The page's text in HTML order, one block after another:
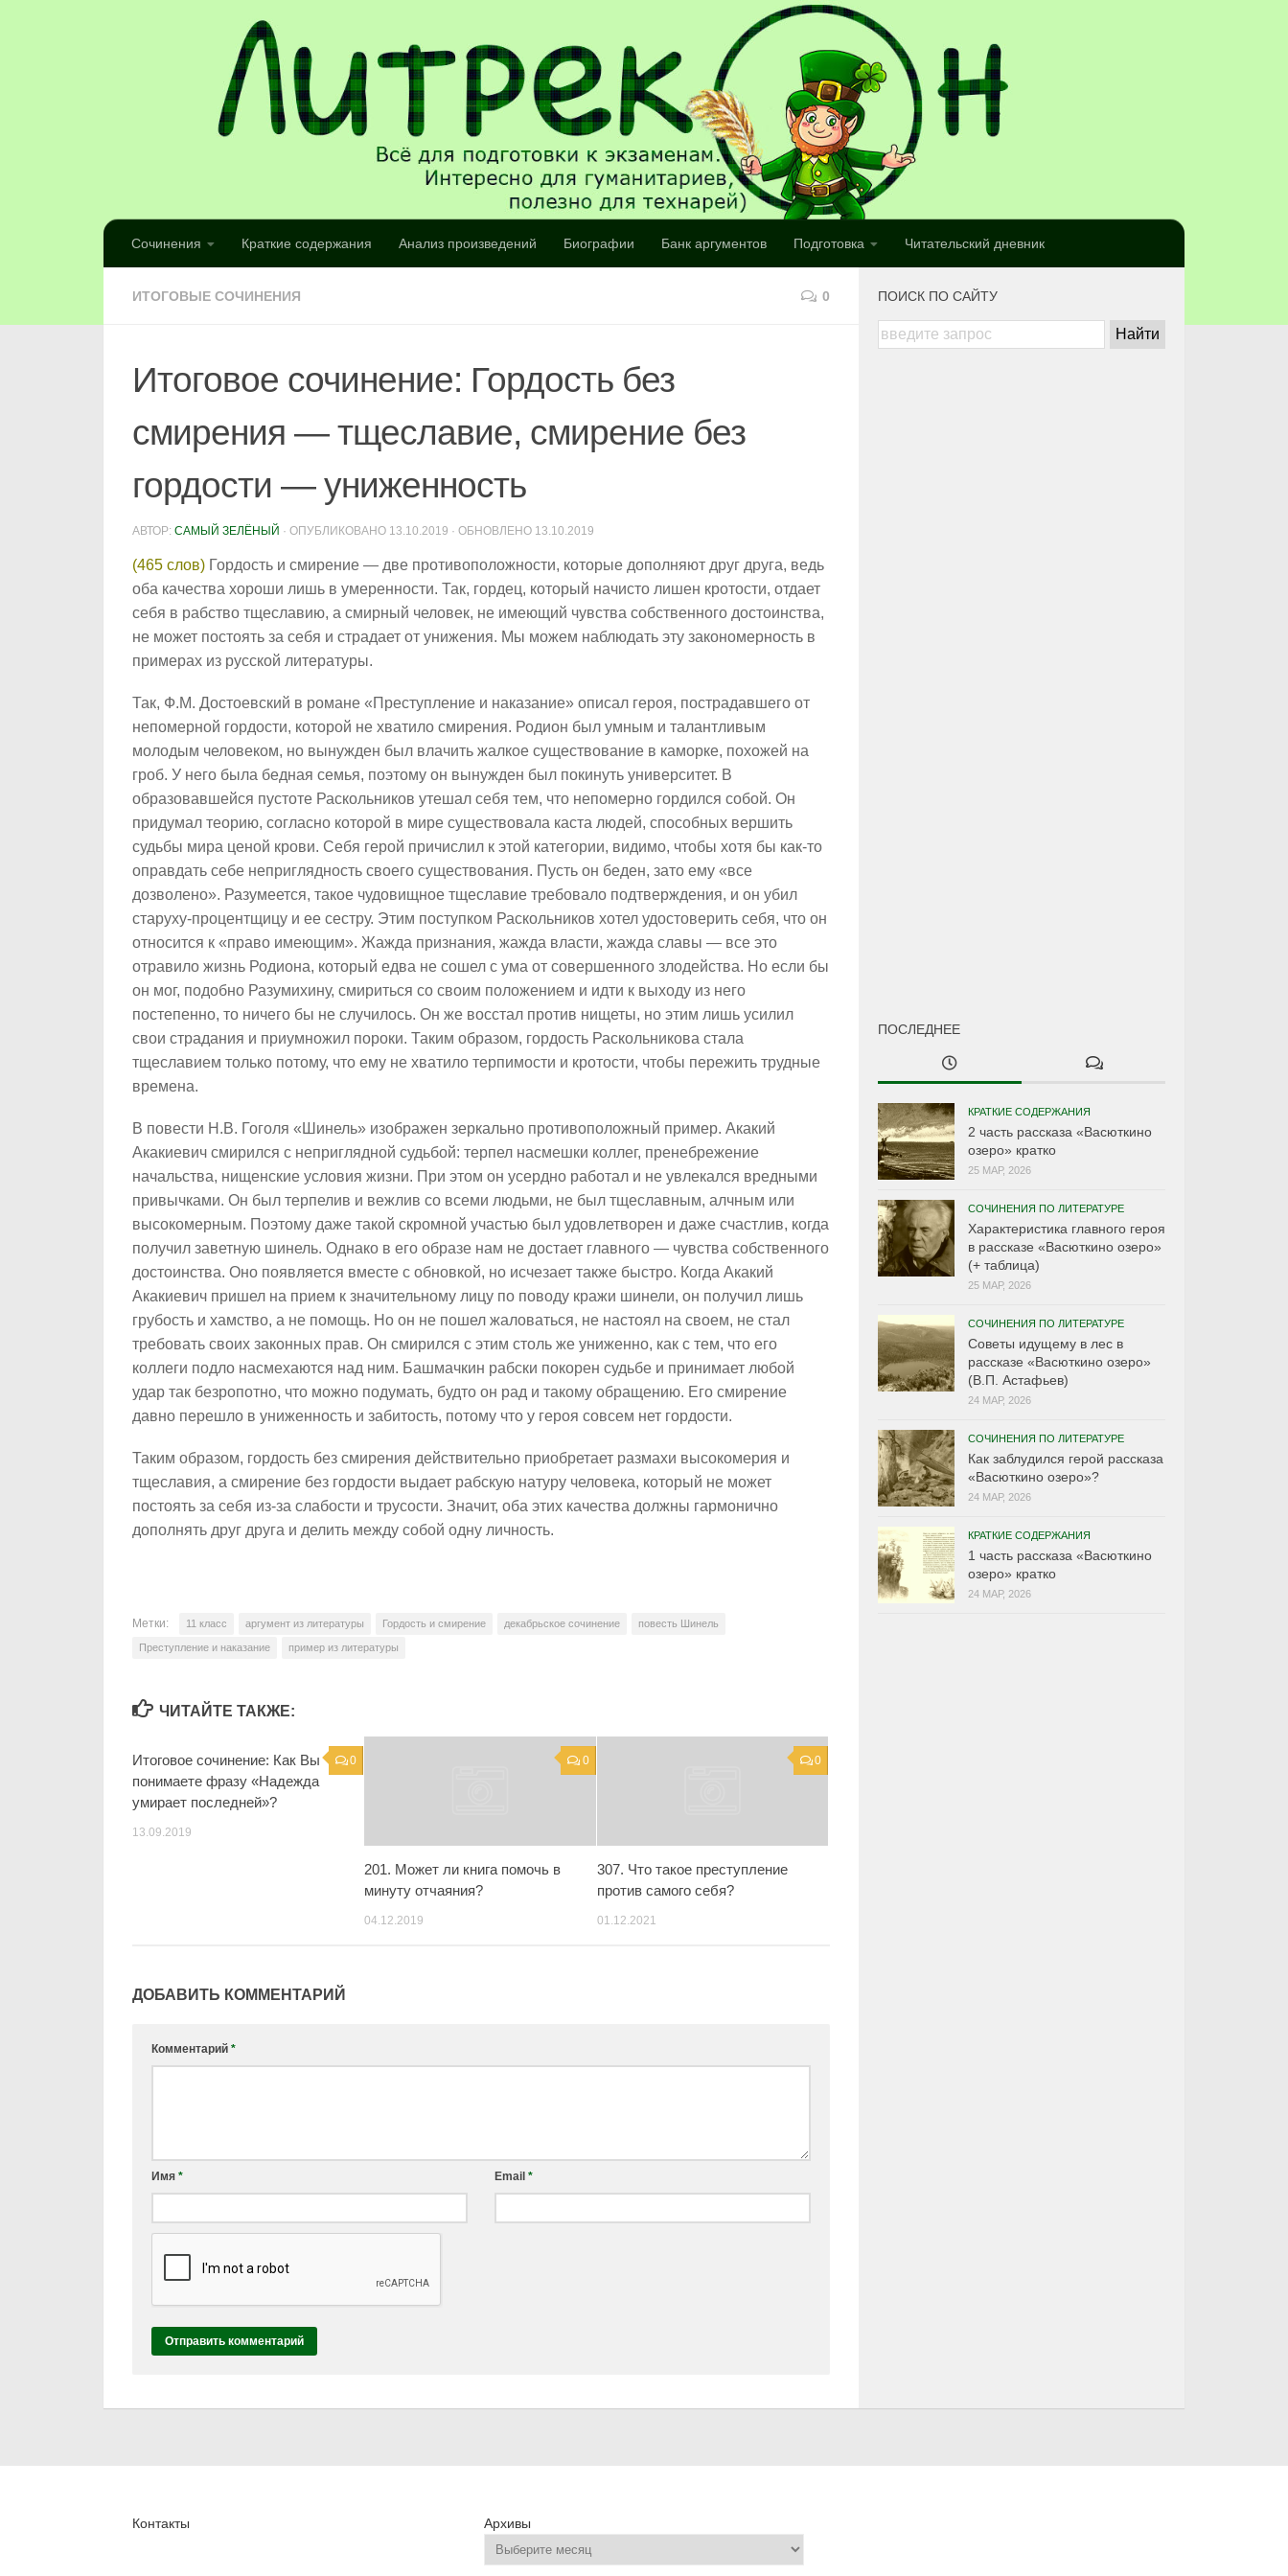
Сочинения Краткие содержания Анализ произведений Биографии Банк аргументов Подготовка Читательский дневник
ИТОГОВЫЕ СОЧИНЕНИЯ 0
Итоговое сочинение: Гордость без
смирения — тщеславие, смирение без
гордости — униженность
АВТОР: САМЫЙ ЗЕЛЁНЫЙ · ОПУБЛИКОВАНО 13.10.2019 · ОБНОВЛЕНО 13.10.2019
(465 слов) Гордость и смирение — две противоположности, которые дополняют друг друга, ведь
оба качества хороши лишь в умеренности. Так, гордец, который начисто лишен кротости, отдает
себя в рабство тщеславию, а смирный человек, не имеющий чувства собственного достоинства,
не может постоять за себя и страдает от унижения. Мы можем наблюдать эту закономерность в
примерах из русской литературы.
Так, Ф.М. Достоевский в романе «Преступление и наказание» описал героя, пострадавшего от
непомерной гордости, которой не хватило смирения. Родион был умным и талантливым
молодым человеком, но вынужден был влачить жалкое существование в каморке, похожей на
гроб. У него была бедная семья, поэтому он вынужден был покинуть университет. В
образовавшейся пустоте Раскольников утешал себя тем, что непомерно гордился собой. Он
придумал теорию, согласно которой в мире существовала каста людей, способных вершить
судьбы мира ценой крови. Себя герой причислил к этой категории, видимо, чтобы хотя бы как-то
оправдать себе неприглядность своего существования. Пусть он беден, зато ему «все
дозволено». Разумеется, такое чудовищное тщеславие требовало подтверждения, и он убил
старуху-процентщицу и ее сестру. Этим поступком Раскольников хотел удостоверить себя, что он
относится к «право имеющим». Жажда признания, жажда власти, жажда славы — все это
отравило жизнь Родиона, который едва не сошел с ума от совершенного злодейства. Но если бы
он мог, подобно Разумихину, смириться со своим положением и идти к выходу из него
постепенно, то ничего бы не случилось. Он же восстал против нищеты, но этим лишь усилил
свои страдания и приумножил пороки. Таким образом, гордость Раскольникова стала
тщеславием только потому, что ему не хватило терпимости и кротости, чтобы пережить трудные
времена.
В повести Н.В. Гоголя «Шинель» изображен зеркально противоположный пример. Акакий
Акакиевич смирился с неприглядной судьбой: терпел насмешки коллег, пренебрежение
начальства, нищенские условия жизни. При этом он усердно работал и не увлекался вредными
привычками. Он был терпелив и вежлив со всеми людьми, не был тщеславным, алчным или
высокомерным. Поэтому даже такой скромной участью был удовлетворен и даже счастлив, когда
получил заветную шинель. Однако в его образе нам не достает главного — чувства собственного
достоинства. Оно появляется вместе с обновкой, но исчезает также быстро. Когда Акакий
Акакиевич пришел на прием к значительному лицу по поводу кражи шинели, он получил лишь
грубость и хамство, а не помощь. Но он не пошел жаловаться, не настоял на своем, не стал
требовать своих законных прав. Он смирился с этим столь же униженно, как с тем, что его
коллеги подло насмехаются над ним. Башмачкин рабски покорен судьбе и принимает любой
удар так безропотно, что можно подумать, будто он рад и такому обращению. Его смирение
давно перешло в униженность и забитость, потому что у героя совсем нет гордости.
Таким образом, гордость без смирения действительно приобретает размахи высокомерия и
тщеславия, а смирение без гордости выдает рабскую натуру человека, который не может
постоять за себя из-за слабости и трусости. Значит, оба этих качества должны гармонично
дополнять друг друга и делить между собой одну личность.
Метки: 11 класс аргумент из литературы Гордость и смирение декабрьское сочинение повесть Шинель
Преступление и наказание пример из литературы
ЧИТАЙТЕ ТАКЖЕ:
0
Итоговое сочинение: Как Вы
понимаете фразу «Надежда
умирает последней»?
13.09.2019
0
201. Может ли книга помочь в
минуту отчаяния?
04.12.2019
0
307. Что такое преступление
против самого себя?
01.12.2021
ДОБАВИТЬ КОММЕНТАРИЙ
Комментарий *
Имя * Email *
ПОИСК ПО САЙТУ
ПОСЛЕДНЕЕ
КРАТКИЕ СОДЕРЖАНИЯ
2 часть рассказа «Васюткино
озеро» кратко
25 МАР, 2026
СОЧИНЕНИЯ ПО ЛИТЕРАТУРЕ
Характеристика главного героя
в рассказе «Васюткино озеро»
(+ таблица)
25 МАР, 2026
СОЧИНЕНИЯ ПО ЛИТЕРАТУРЕ
Советы идущему в лес в
рассказе «Васюткино озеро»
(В.П. Астафьев)
24 МАР, 2026
СОЧИНЕНИЯ ПО ЛИТЕРАТУРЕ
Как заблудился герой рассказа
«Васюткино озеро»?
24 МАР, 2026
КРАТКИЕ СОДЕРЖАНИЯ
1 часть рассказа «Васюткино
озеро» кратко
24 МАР, 2026
Контакты Архивы